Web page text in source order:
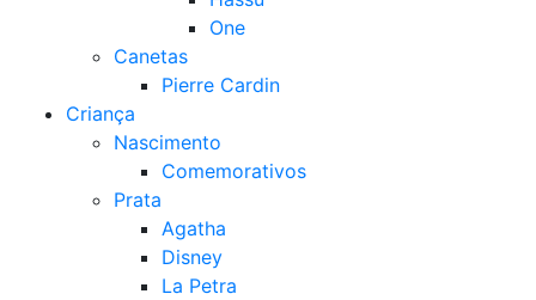
One
Canetas
Pierre Cardin
Criança
Nascimento
Comemorativos
Prata
Agatha
Disney
La Petra